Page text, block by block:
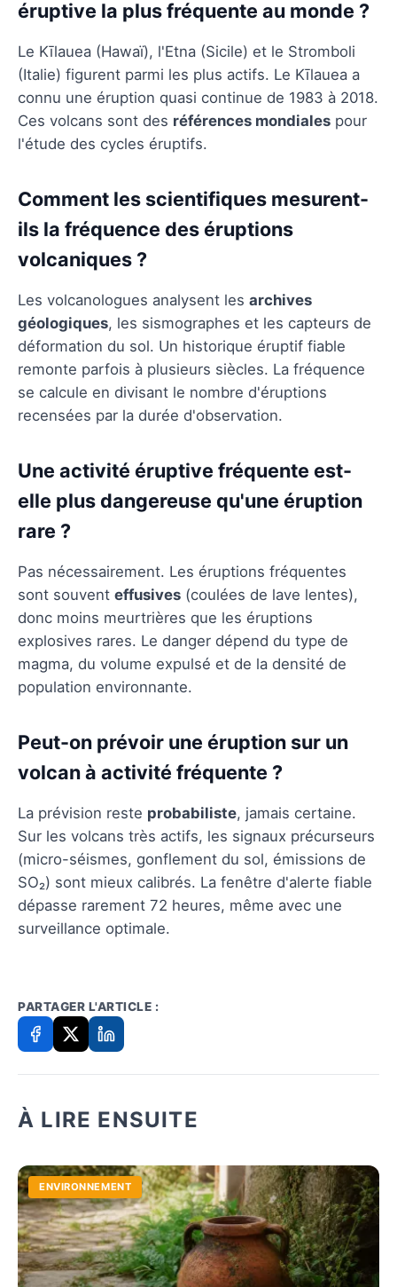
éruptive la plus fréquente au monde ?
Le Kīlauea (Hawaï), l'Etna (Sicile) et le Stromboli
(Italie) figurent parmi les plus actifs. Le Kīlauea a
connu une éruption quasi continue de 1983 à 2018.
Ces volcans sont des références mondiales pour
l'étude des cycles éruptifs.
Comment les scientifiques mesurent-
ils la fréquence des éruptions
volcaniques ?
Les volcanologues analysent les archives
géologiques, les sismographes et les capteurs de
déformation du sol. Un historique éruptif fiable
remonte parfois à plusieurs siècles. La fréquence
se calcule en divisant le nombre d'éruptions
recensées par la durée d'observation.
Une activité éruptive fréquente est-
elle plus dangereuse qu'une éruption
rare ?
Pas nécessairement. Les éruptions fréquentes
sont souvent effusives (coulées de lave lentes),
donc moins meurtrières que les éruptions
explosives rares. Le danger dépend du type de
magma, du volume expulsé et de la densité de
population environnante.
Peut-on prévoir une éruption sur un
volcan à activité fréquente ?
La prévision reste probabiliste, jamais certaine.
Sur les volcans très actifs, les signaux précurseurs
(micro-séismes, gonflement du sol, émissions de
SO₂) sont mieux calibrés. La fenêtre d'alerte fiable
dépasse rarement 72 heures, même avec une
surveillance optimale.
PARTAGER L'ARTICLE :
À LIRE ENSUITE
ENVIRONNEMENT